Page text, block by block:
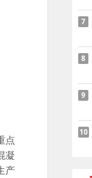
点
凝
产
7
8
9
10